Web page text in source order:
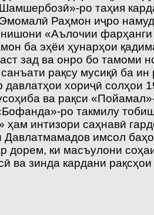
ро таҳия
Раҳмон иҷро
«Аълочии
ба эҳёи ҳунарҳои
зад ва онро бо тамоми
рақсу мусиқӣ ба
хориҷӣ
ва рақси
ро такмилу
ҳам интизори саҳнавӣ
имсол
дорем, ки масъулони
ва зинда кардани